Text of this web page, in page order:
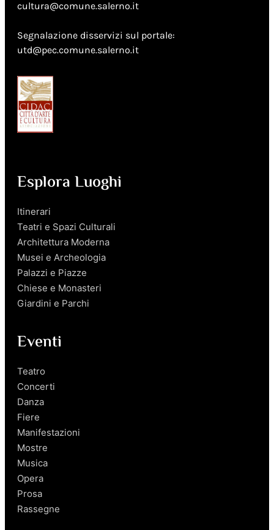
cultura@comune.salerno.it
Segnalazione disservizi sul portale:
utd@pec.comune.salerno.it
Esplora Luoghi
Itinerari
Teatri e Spazi Culturali
Architettura Moderna
Musei e Archeologia
Palazzi e Piazze
Chiese e Monasteri
Giardini e Parchi
Eventi
Teatro
Concerti
Danza
Fiere
Manifestazioni
Mostre
Musica
Opera
Prosa
Rassegne